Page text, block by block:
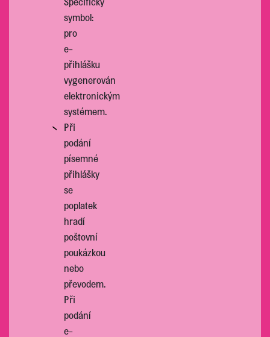
symbol:
pro
e-
přihlášku
vygenerován
elektronickým
systémem.
Při
podání
písemné
přihlášky
se
poplatek
hradí
poštovní
poukázkou
nebo
převodem.
Při
podání
e-